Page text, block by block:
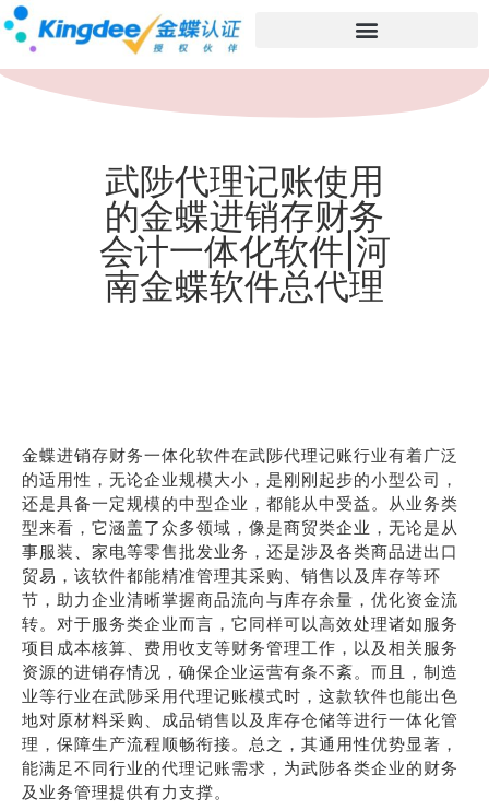
武陟代理记账使用
的金蝶进销存财务
会计一体化软件|河
南金蝶软件总代理
金蝶进销存财务一体化软件在武陟代理记账行业有着广泛
的适用性，无论企业规模大小，是刚刚起步的小型公司，
还是具备一定规模的中型企业，都能从中受益。从业务类
型来看，它涵盖了众多领域，像是商贸类企业，无论是从
事服装、家电等零售批发业务，还是涉及各类商品进出口
贸易，该软件都能精准管理其采购、销售以及库存等环
节，助力企业清晰掌握商品流向与库存余量，优化资金流
转。对于服务类企业而言，它同样可以高效处理诸如服务
项目成本核算、费用收支等财务管理工作，以及相关服务
资源的进销存情况，确保企业运营有条不紊。而且，制造
业等行业在武陟采用代理记账模式时，这款软件也能出色
地对原材料采购、成品销售以及库存仓储等进行一体化管
理，保障生产流程顺畅衔接。总之，其通用性优势显著，
能满足不同行业的代理记账需求，为武陟各类企业的财务
及业务管理提供有力支撑。